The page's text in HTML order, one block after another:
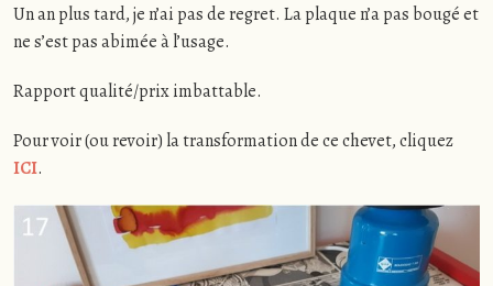
Un an plus tard, je n’ai pas de regret. La plaque n’a pas bougé et
ne s’est pas abimée à l’usage.
Rapport qualité/prix imbattable.
Pour voir (ou revoir) la transformation de ce chevet, cliquez
ICI.